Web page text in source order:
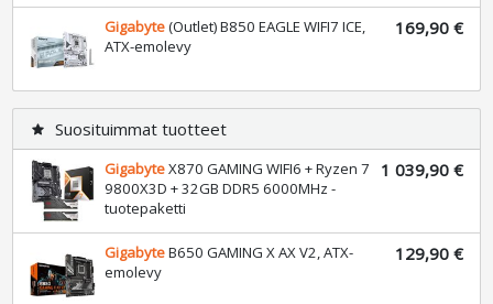
Gigabyte(Outlet) B850 EAGLE WIFI7 ICE,
ATX-emolevy
169,90 €
star Suosituimmat tuotteet
GigabyteX870 GAMING WIFI6 + Ryzen 7
9800X3D + 32GB DDR5 6000MHz -
tuotepaketti
1 039,90 €
GigabyteB650 GAMING X AX V2, ATX-
emolevy
129,90 €